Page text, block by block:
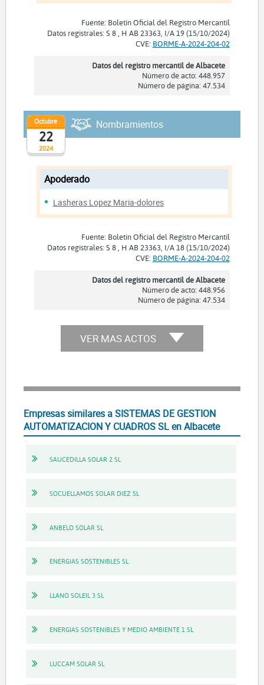
Fuente: Boletín Oficial del Registro Mercantil
Datos registrales: S 8 , H AB 23363, I/A 19 (15/10/2024)
CVE: BORME-A-2024-204-02
Datos del registro mercantil de Albacete
Número de acto: 448.957
Número de página: 47.534
2024
Octubre
22
Nombramientos
Apoderado
Lasheras Lopez Maria-dolores
Fuente: Boletín Oficial del Registro Mercantil
Datos registrales: S 8 , H AB 23363, I/A 18 (15/10/2024)
CVE: BORME-A-2024-204-02
Datos del registro mercantil de Albacete
Número de acto: 448.956
Número de página: 47.534
VER MAS ACTOS
Empresas similares a SISTEMAS DE GESTION
AUTOMATIZACION Y CUADROS SL en Albacete
SAUCEDILLA SOLAR 2 SL
SOCUELLAMOS SOLAR DIEZ SL
ANBELO SOLAR SL
ENERGIAS SOSTENIBLES SL
LLANO SOLEIL 3 SL
ENERGIAS SOSTENIBLES Y MEDIO AMBIENTE 1 SL
LUCCAM SOLAR SL